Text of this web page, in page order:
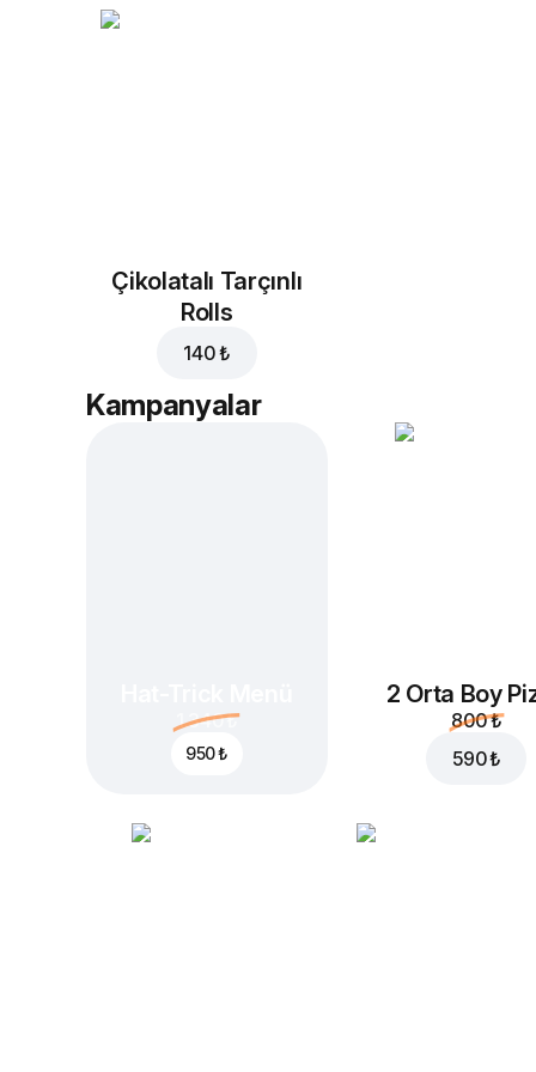
Çikolatalı Tarçınlı
Rolls
140 ₺
Kampanyalar
1.340 ₺
950 ₺
2 Orta Boy
800 ₺
590 ₺